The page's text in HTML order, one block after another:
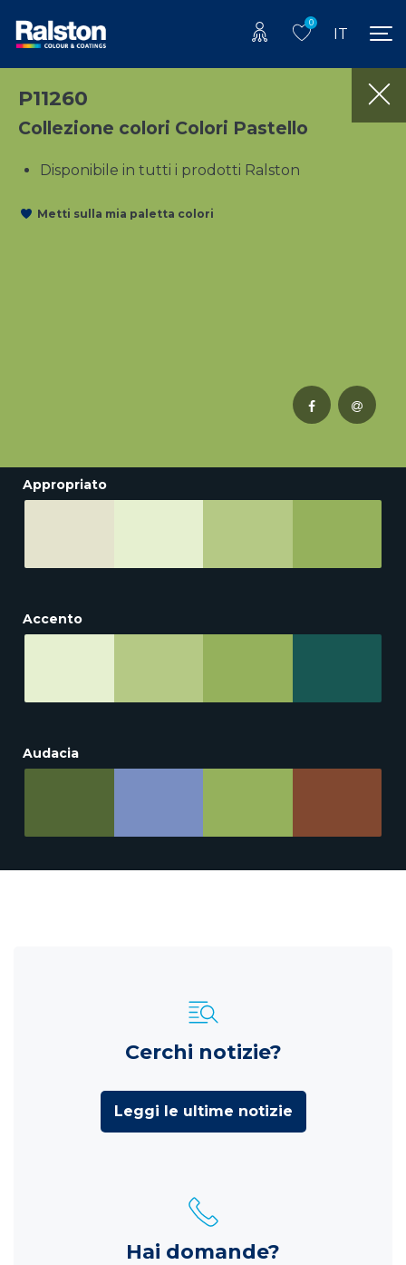
0
IT
P11260
Collezione colori Colori Pastello
Disponibile in tutti i prodotti Ralston
Metti sulla mia paletta colori
Appropriato
Accento
Audacia
Cerchi notizie?
Leggi le ultime notizie
Hai domande?